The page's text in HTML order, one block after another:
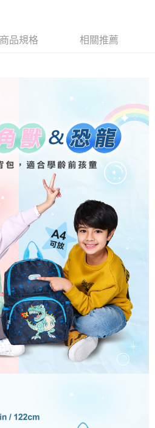
限公司」（以下簡稱本公司）所提供，讓
商品或服務，並由商店將買賣／分期付款
使用本公司帳單繳交帳款。
供予台灣大哥大進項蒐集、處理及利用，
需資料之確認、核對及更正。
連結：
https://oppay.tw/userRule
再付款。
點擊此簡訊中的連結，可透過四大超商／
立刻繳費，但若您需要取消訂單，請聯絡
消之訂單仍視為有效，需透過AFTEE先享
後付 」之結帳頁面顯示為準，若有關於
款等相關疑問，請聯繫「AFTEE先享後付
support/home
提供之「AFTEE先享後付」服務完成之交
個人資料，並將交易相關給付款項請求債
覽以下網址：
定代理人或監護人之同意方可使用
申辦者引起之損失，本公司不負相關責
將依據個別帳號之用戶狀況，依本公司即
有額度不足之情形，本公司將視審查結果
他人資訊註冊。若發現惡意使用之情形，
該用戶之使用額度並採取法律行動。
上)免運費
上)免運費
上)免運費
以上)免運費
以上)免運費
查看運費
商品規格 相關推薦